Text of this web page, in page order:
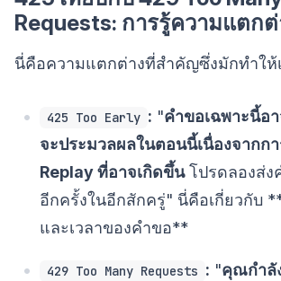
Requests: การรู้ความแตกต่
นี่คือความแตกต่างที่สำคัญซึ่งมักทำให้
425 Too Early : "คำขอเฉพาะนี้อ
จะประมวลผลในตอนนี้เนื่องจากก
Replay ที่อาจเกิดขึ้นโปรดลองส่ง
อีกครั้งในอีกสักครู่" นี่คือเกี่ยวกับ
และเวลาของคำขอ**
429 Too Many Requests : "คุณกำลั